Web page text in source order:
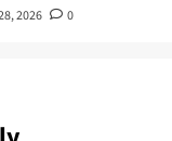
2026 0